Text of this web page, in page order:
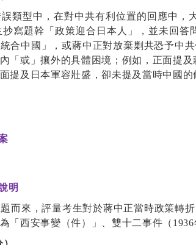
類型中，在對中共有利位置的回應中，
抄寫題幹「政策迎合日本人」，並未回答
統合中國」，或蔣中正對放棄剿共恐予中
「或」攘外的具體困境；例如，正面提
提及日本軍容壯盛，卻未提及當時中國的
明
而來，評量考生對於蔣中正當時政策轉折
「西安事變（件）」、雙十二事件（ 1936